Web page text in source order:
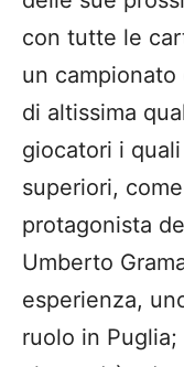
con tutte le
un
di altissima
giocatori i
superiori,
protagonista
Umberto
esperienza,
ruolo in